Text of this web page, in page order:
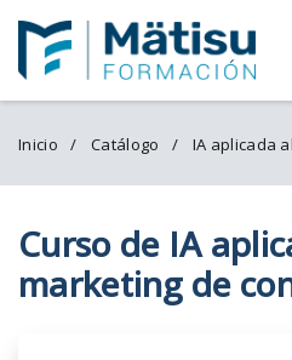
Inicio Catálogo IA aplicada al
Curso de IA
marketing de